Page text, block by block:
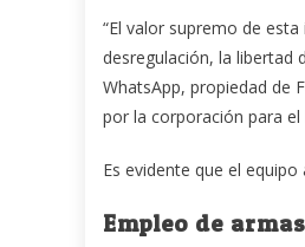
“El valor supremo de
desregulación, la libertad
WhatsApp, propiedad de
por la corporación para
Es evidente que el
Empleo de